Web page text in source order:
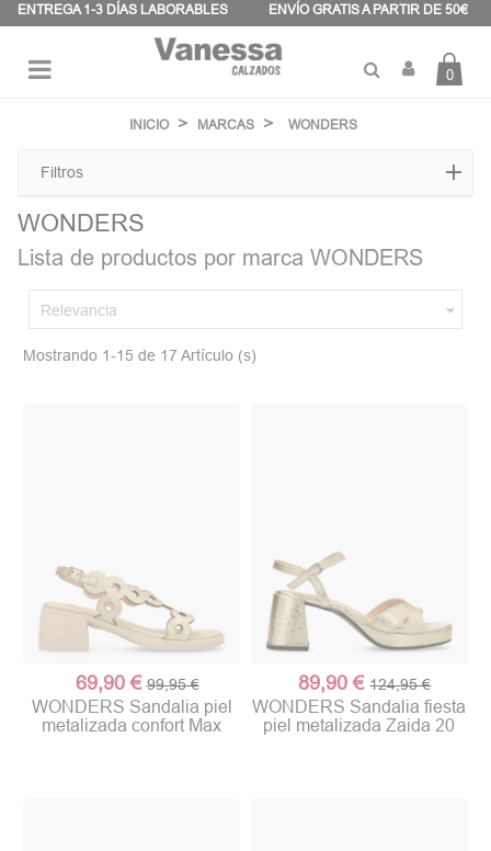
ENTREGA 1-3 DÍAS LABORABLES ENVÍO GRATIS A PARTIR DE 50€
0
INICIO MARCAS WONDERS
Filtros
WONDERS
Lista de productos por marca WONDERS
Relevancia 
Mostrando 1-15 de 17 Artículo (s)
69,90 € 99,95 €
WONDERS Sandalia piel
metalizada confort Max
89,90 € 124,95 €
WONDERS Sandalia fiesta
piel metalizada Zaida 20
Panel de gestión de cookies